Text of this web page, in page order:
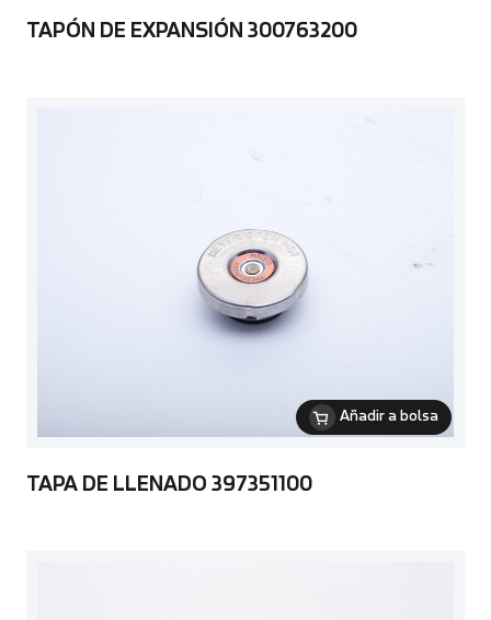
TAPÓN DE EXPANSIÓN 300763200
Añadir a bolsa
TAPA DE LLENADO 397351100